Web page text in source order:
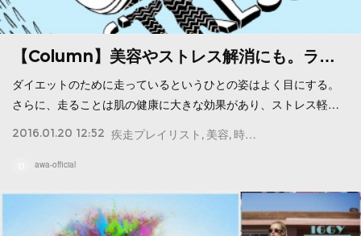
【Column】美容やストレス解消にも。ラ…
ダイエットのために走っているというひとの姿はよく目にする。
さらに、走ることは肌の健康に大きな効果があり、ストレス軽…
2016.01.20 12:52 疾走プレイリスト 美容 時間
awa-official